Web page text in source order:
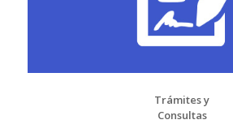
Trámites y
Consultas